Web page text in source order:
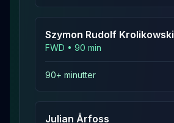
Szymon Rudolf Krolikowski
FWD • 90 min
90+ minutter
Julian Årfoss